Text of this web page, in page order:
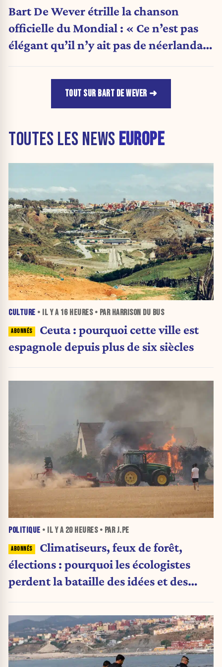
Bart De Wever étrille la chanson
officielle du Mondial : « Ce n’est pas
élégant qu’il n’y ait pas de néerlandais
TOUT SUR BART DE WEVER
TOUTES LES NEWS EUROPE
CULTURE • IL Y A 16 HEURES• PAR HARRISON DU BUS
Ceuta : pourquoi cette ville est
espagnole depuis plus de six siècles
POLITIQUE • IL Y A 20 HEURES• PAR J.PE
Climatiseurs, feux de forêt,
élections : pourquoi les écologistes
perdent la bataille des idées et des